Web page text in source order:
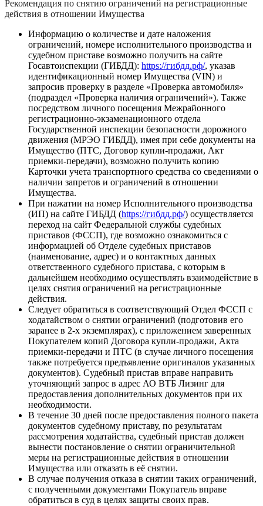
Рекомендация по снятию ограничений на регистрационные
действия в отношении Имущества
Информацию о количестве и дате наложения
ограничений, номере исполнительного производства и
судебном приставе возможно получить на сайте
Госавтоиспекции (ГИБДД): https://гибдд.рф/, указав
идентификационный номер Имущества (VIN) и
запросив проверку в разделе «Проверка автомобиля»
(подраздел «Проверка наличия ограничений»). Также
посредством личного посещения Межрайонного
регистрационно-экзаменационного отдела
Государственной инспекции безопасности дорожного
движения (МРЭО ГИБДД), имея при себе документы на
Имущество (ПТС, Договор купли-продажи, Акт
приемки-передачи), возможно получить копию
Карточки учета транспортного средства со сведениями о
наличии запретов и ограничений в отношении
Имущества.
При нажатии на номер Исполнительного производства
(ИП) на сайте ГИБДД (https://гибдд.рф/) осуществляется
переход на сайт Федеральной службы судебных
приставов (ФССП), где возможно ознакомиться с
информацией об Отделе судебных приставов
(наименование, адрес) и о контактных данных
ответственного судебного пристава, с которым в
дальнейшем необходимо осуществлять взаимодействие в
целях снятия ограничений на регистрационные
действия.
Следует обратиться в соответствующий Отдел ФССП с
ходатайством о снятии ограничений (подготовив его
заранее в 2-х экземплярах), с приложением заверенных
Покупателем копий Договора купли-продажи, Акта
приемки-передачи и ПТС (в случае личного посещения
также потребуется предъявление оригиналов указанных
документов). Судебный пристав вправе направить
уточняющий запрос в адрес АО ВТБ Лизинг для
предоставления дополнительных документов при их
необходимости.
В течение 30 дней после предоставления полного пакета
документов судебному приставу, по результатам
рассмотрения ходатайства, судебный пристав должен
вынести постановление о снятии ограничительной
меры на регистрационные действия в отношении
Имущества или отказать в её снятии.
В случае получения отказа в снятии таких ограничений,
с полученными документами Покупатель вправе
обратиться в суд в целях защиты своих прав.